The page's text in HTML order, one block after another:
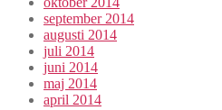
september 2014
augusti 2014
juli 2014
juni 2014
maj 2014
april 2014